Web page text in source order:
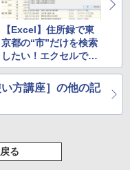
、色調調節ライト、12
ー、広告なし、ブラッ
| 16GBストレ
ンチカラーディスプレ
ト、最大8週間持続バッ
【Excel】住所録で東
京都の“市”だけを検索
したい！エクセルであ
いまい検索を実現する
ワイルドカード活用テ
ク
方講座］の他の記
る